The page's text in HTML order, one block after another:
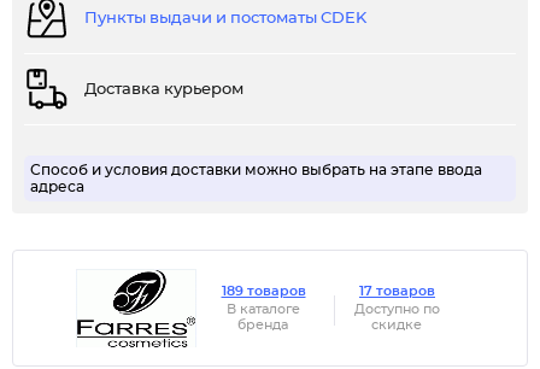
Пункты выдачи и постоматы CDEK
Доставка курьером
Способ и условия доставки можно выбрать на этапе ввода
адреса
189 товаров
В каталоге
бренда
17 товаров
Доступно по
скидке